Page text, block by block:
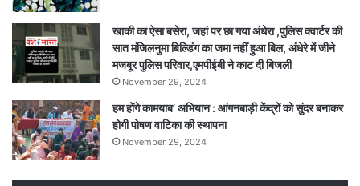
खाकी का ऐसा बसेरा, जहां पर छा गया अंधेरा ,पुलिस क्वार्टर की
सात मंजिलनुमा बिल्डिंग का जमा नहीं हुआ बिल, अंधेरे में जीने
मजबूर पुलिस परिवार,एमपीईबी ने काट दी बिजली
November 29, 2024
हम होंगे कामयाब’ अभियान : आंगनबाड़ी केंद्रों को सुंदर बनाकर
होगी पोषण वाटिका की स्थापना
November 29, 2024